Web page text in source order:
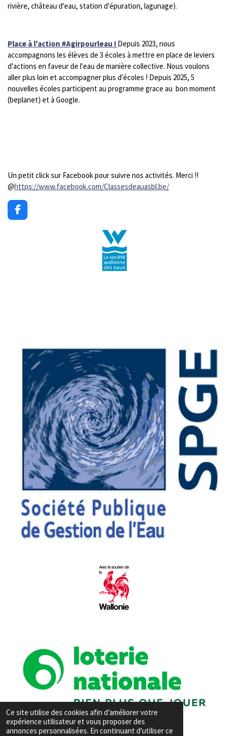
Ce site utilise des cookies afin d’améliorer votre
expérience utilisateur et vous proposer des
annonces personnalisées. En continuant d'utiliser ce
rivière, château d'eau, station d'épuration, lagunage).
Place à l'action #Agirpourleau ! Depuis 2023, nous
accompagnons les élèves de 3 écoles à mettre en place de leviers
d'actions en faveur de l'eau de manière collective. Nous voulons
aller plus loin et accompagner plus d'écoles ! Depuis 2025, 5
nouvelles écoles participent au programme grace au bon moment
(beplanet) et à Google.
Un petit click sur Facebook pour suivre nos activités. Merci !!
@https://www.facebook.com/Classesdeauasbl.be/
F
a